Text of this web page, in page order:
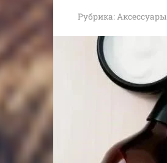
Рубрика:Аксессуары